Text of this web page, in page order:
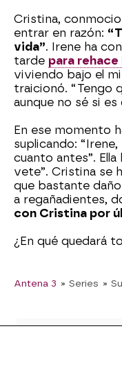
Cristina,
entrar en razón:
vida”. Irene ha
tarde para rehace
viviendo bajo el
traicionó. “Tengo
aunque no sé si
En ese momento
suplicando:
cuanto antes”.
vete”. Cristina se
que bastante
a regañadientes,
con Cristina por
¿En qué quedará
Antena 3 » Series »